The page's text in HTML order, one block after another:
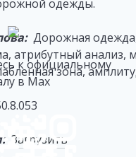
одежды.
Дорожная
атрибутный анализ,
зона,
Загрузить
к официальному
в Max